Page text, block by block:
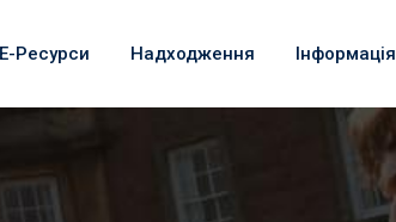
Е-Ресурси Надходження Інформація